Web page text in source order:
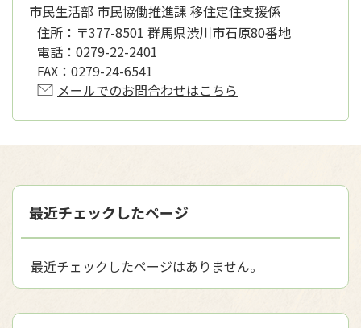
市民生活部 市民協働推進課 移住定住支援係
住所： 〒377-8501 群馬県渋川市石原80番地
電話： 0279-22-2401
FAX： 0279-24-6541
メールでのお問合わせはこちら
最近チェックしたページ
最近チェックしたページはありません。